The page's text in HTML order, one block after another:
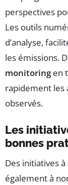
perspectives
Les outils
d’analyse,
les émissions.
monitoringen
rapidement les
observés.
Les
bonnes
Des initiatives
également à